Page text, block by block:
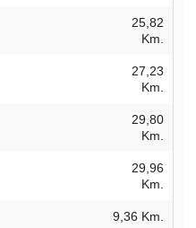
25,82
Km.
27,23
Km.
29,80
Km.
29,96
Km.
9,36 Km.